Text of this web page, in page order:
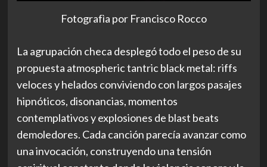
Fotografìa por Francisco Rocco
La agrupación checa desplegó todo el peso de su
propuesta atmospheric tantric black metal: riffs
veloces y helados conviviendo con largos pasajes
hipnóticos, disonancias, momentos
contemplativos y explosiones de blast beats
demoledores. Cada canción parecía avanzar como
una invocación, construyendo una tensión